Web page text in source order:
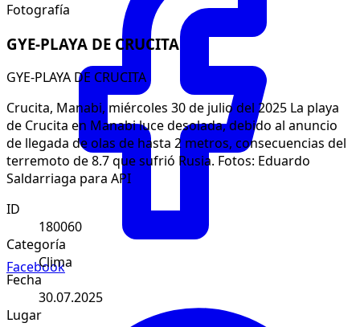
Facebook
Fotografía
GYE-PLAYA DE CRUCITA
GYE-PLAYA DE CRUCITA
Crucita, Manabi, miércoles 30 de julio del 2025 La playa
de Crucita en Manabi luce desolada, debido al anuncio
de llegada de olas de hasta 2 metros, consecuencias del
terremoto de 8.7 que sufrió Rusia. Fotos: Eduardo
Saldarriaga para API
ID
180060
Categoría
Clima
Fecha
30.07.2025
Lugar